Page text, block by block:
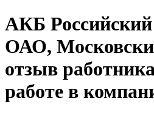
АКБ
ОАО,
отзыв
работе в